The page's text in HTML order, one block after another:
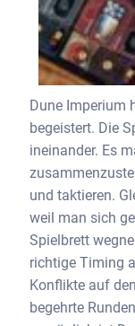
Dune Imperium
begeistert. Die
ineinander. Es
und taktieren.
weil man sich
Spielbrett
richtige Timing
Konflikte auf
begehrte